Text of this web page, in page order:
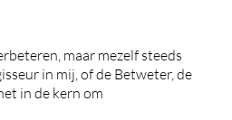
maar mezelf steeds
in mij, of de Betweter, de
in de kern om